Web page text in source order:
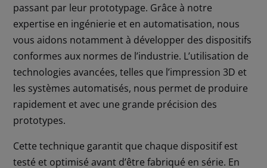
passant par leur prototypage. Grâce à notre
expertise en ingénierie et en automatisation, nous
vous aidons notamment à développer des dispositifs
conformes aux normes de l’industrie. L’utilisation de
technologies avancées, telles que l’impression 3D et
les systèmes automatisés, nous permet de produire
rapidement et avec une grande précision des
prototypes.
Cette technique garantit que chaque dispositif est
testé et optimisé avant d’être fabriqué en série. En